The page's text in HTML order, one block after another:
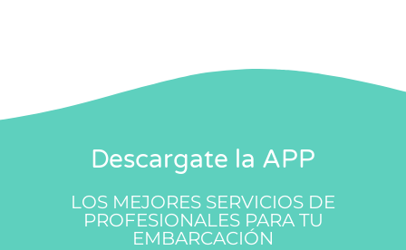
Descargate la APP
LOS MEJORES SERVICIOS DE
PROFESIONALES PARA TU
EMBARCACIÓN